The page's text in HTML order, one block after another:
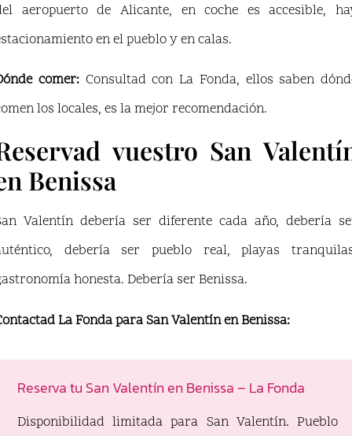
aeropuerto de Alicante, en coche es accesible,
en el pueblo y en calas.
comer:Consultad con La Fonda, ellos saben
los locales, es la mejor recomendación.
vuestro San
Benissa
Valentín debería ser diferente cada año, debería
debería ser pueblo real, playas
honesta. Debería ser Benissa.
La Fonda para San Valentín en Benissa:
Reserva tu San Valentín en Benissa – La Fonda
Disponibilidad limitada para San Valentín. Pueblo